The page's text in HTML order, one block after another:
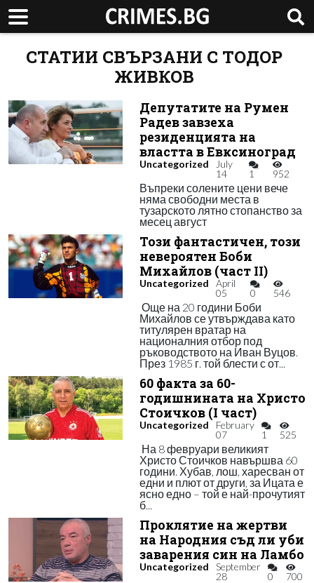
СТАТИИ СВЪРЗАНИ С ТОДОР
ЖИВКОВ
Депутатите на Румен
Радев завзеха
резиденцията на
властта в Евксиноград
Uncategorized
July
14
1 952
Въпреки солените цени вече
няма свободни места в
тузарското лятно стопанство за
месец август
Този фантастичен, този
невероятен Боби
Михайлов (част II)
Uncategorized
April
05
0 546
Още на 20 години Боби
Михайлов се утвърждава като
титулярен вратар на
националния отбор под
ръководството на Иван Вуцов.
През 1985 г. той блести с от...
60 факта за 60-
годишнината на Христо
Стоичков (I част)
Uncategorized
February
07
1 525
На 8 февруари великият
Христо Стоичков навършва 60
години. Хубав, лош, харесван от
едни и плют от други, за Ицата е
ясно едно – той е най-прочутият
б...
Проклятие на жертви
на Народния съд ли уби
заварения син на Ламбо
Uncategorized
September
28
0 700